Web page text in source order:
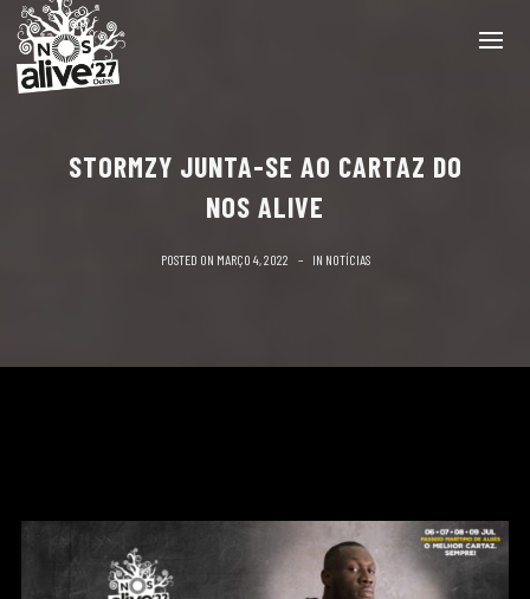
STORMZY JUNTA-SE AO CARTAZ DO
NOS ALIVE
POSTED ON MARÇO 4, 2022 IN NOTÍCIAS